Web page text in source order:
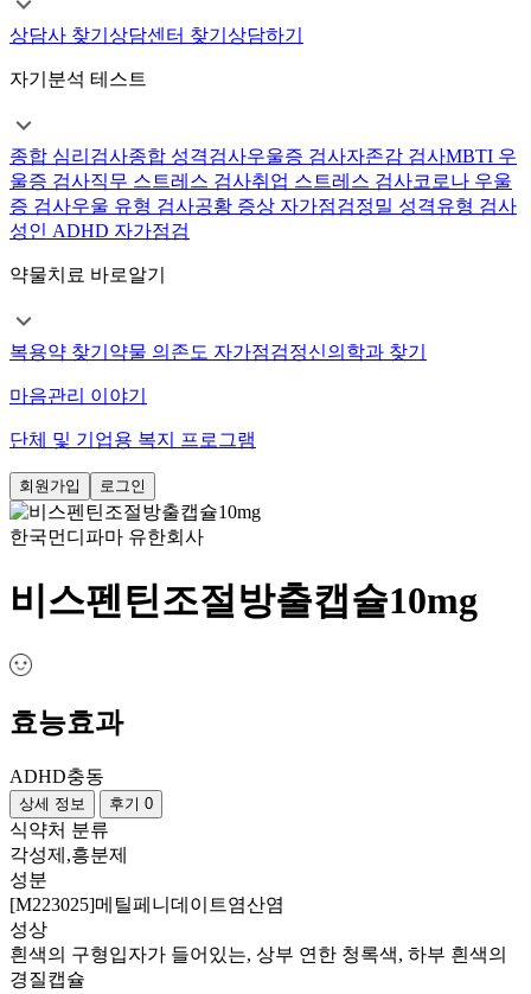
상담사 찾기 상담센터 찾기 상담하기
자기분석 테스트
종합 심리검사종합 성격검사우울증 검사자존감 검사MBTI 우
울증 검사직무 스트레스 검사취업 스트레스 검사코로나 우울
증 검사우울 유형 검사공황 증상 자가점검정밀 성격유형 검사
성인 ADHD 자가점검
약물치료 바로알기
복용약 찾기 약물 의존도 자가점검정신의학과 찾기
마음관리 이야기
단체 및 기업용 복지 프로그램
회원가입 로그인
한국먼디파마 유한회사
비스펜틴조절방출캡슐10mg
효능효과
ADHD충동
상세 정보 후기 0
식약처 분류
각성제,흥분제
성분
[M223025]메틸페니데이트염산염
성상
흰색의 구형입자가 들어있는, 상부 연한 청록색, 하부 흰색의
경질캡슐